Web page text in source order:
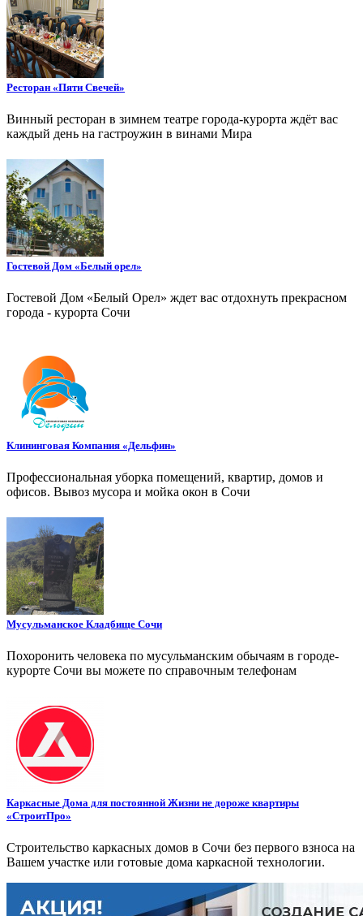
Ресторан «Пяти Свечей»
Винный ресторан в зимнем театре города-курорта ждёт вас
каждый день на гастроужин в винами Мира
Гостевой Дом «Белый орел»
Гостевой Дом «Белый Орел» ждет вас отдохнуть прекрасном
города - курорта Сочи
Клининговая Компания «Дельфин»
Профессиональная уборка помещений, квартир, домов и
офисов. Вывоз мусора и мойка окон в Сочи
Мусульманское Кладбище Сочи
Похоронить человека по мусульманским обычаям в городе-
курорте Сочи вы можете по справочным телефонам
Каркасные Дома для постоянной Жизни не дороже квартиры
«СтроитПро»
Строительство каркасных домов в Сочи без первого взноса на
Вашем участке или готовые дома каркасной технологии.